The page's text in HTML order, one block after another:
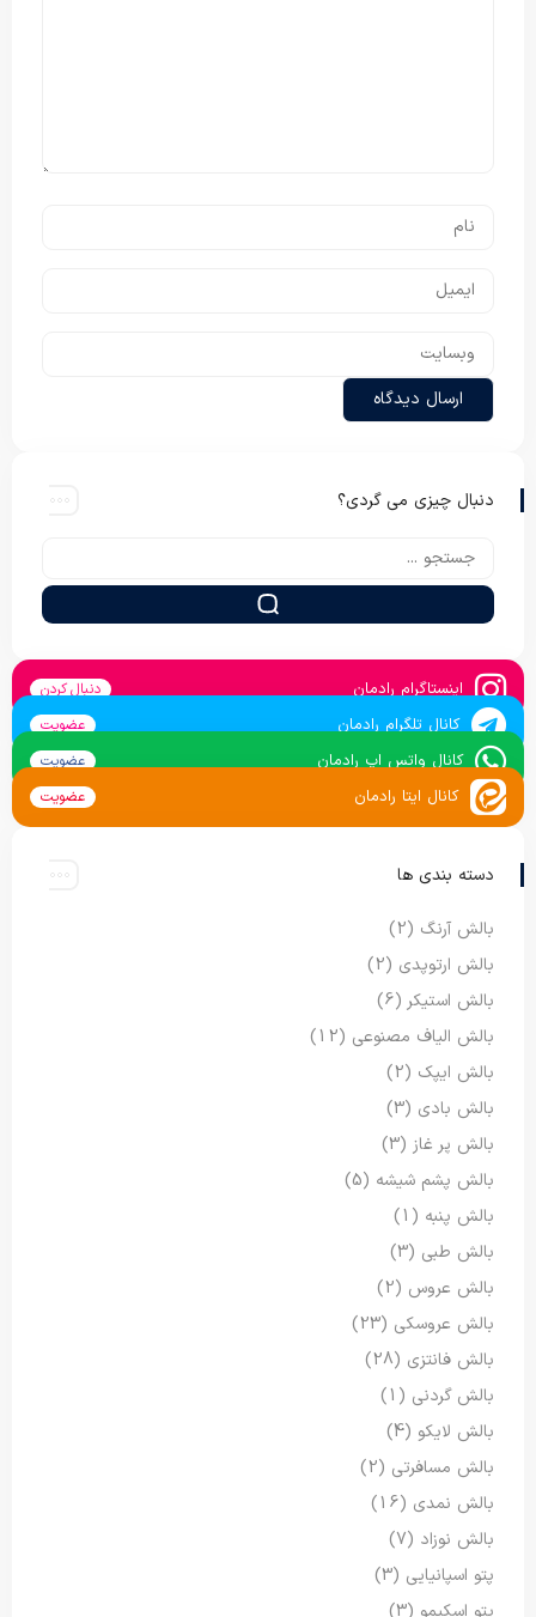
دنبال چیزی می گردی؟
اینستاگرام رادمان دنبال کردن
کانال تلگرام رادمان عضویت
کانال واتس اپ رادمان عضویت
کانال ایتا رادمان عضویت
دسته بندی ها
بالش آرنگ (2)
بالش ارتوپدی (2)
بالش استیکر (6)
بالش الیاف مصنوعی (12)
بالش ایپک (2)
بالش بادی (3)
بالش پر غاز (3)
بالش پشم شیشه (5)
بالش پنبه (1)
بالش طبی (3)
بالش عروس (2)
بالش عروسکی (23)
بالش فانتزی (28)
بالش گردنی (1)
بالش لایکو (4)
بالش مسافرتی (2)
بالش نمدی (16)
بالش نوزاد (7)
پتو اسپانیایی (3)
پتو اسکیمو (3)